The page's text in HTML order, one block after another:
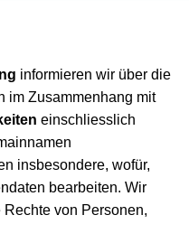
informieren wir über die
im Zusammen­hang mit
einschliesslich
insbesondere, wofür,
bearbeiten. Wir
von Personen,